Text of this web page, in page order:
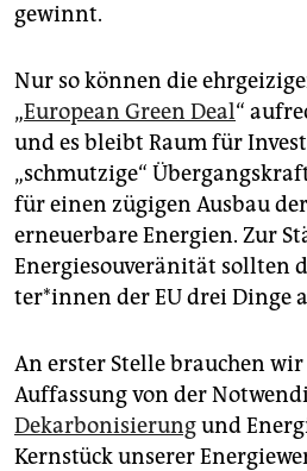
gewinnt.
Nur so können die
„European Green Deal“
und es bleibt Raum für
„schmutzige“
für einen zügigen Ausbau
erneuerbare Energien. Zur
Energiesouveränität sollten
te­r*in­nen der EU drei Dinge
An erster Stelle brauchen
Auffassung von der
Dekarbonisierungund
Kernstück unserer